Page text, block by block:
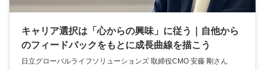
キャリア選択は「心からの興味」に従う｜自他から
のフィードバックをもとに成長曲線を描こう
日立グローバルライフソリューションズ 取締役CMO 安藤 剛さん